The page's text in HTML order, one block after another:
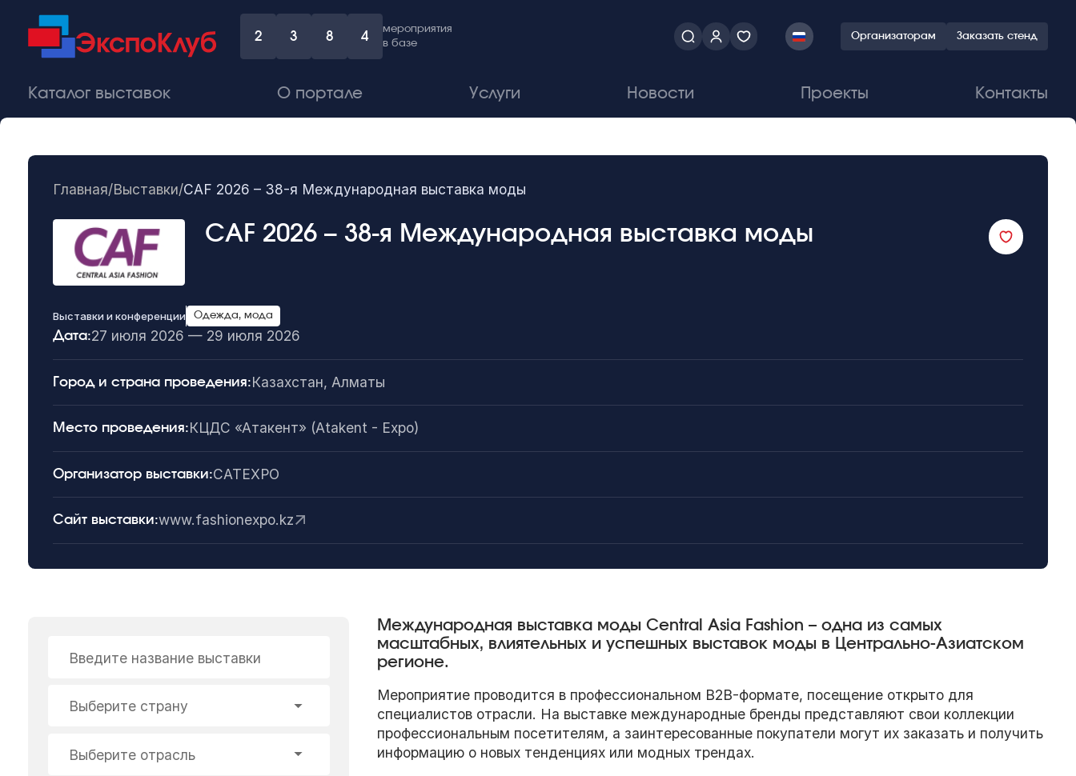
2 3 8 4
мероприятия
в базе
Организаторам Заказать стенд
Каталог выставок О портале Услуги Новости Проекты Контакты
Главная/Выставки/CAF 2026 – 38-я Международная выставка моды
CAF 2026 – 38-я Международная выставка моды
Выставки и конференции Одежда, мода
Дата:27 июля 2026 — 29 июля 2026
Город и страна проведения:Казахстан, Алматы
Место проведения:КЦДС «Атакент» (Atakent - Expo)
Организатор выставки:CATEXPO
Сайт выставки:www.fashionexpo.kz
Введите название выставки
Выберите страну
Выберите отрасль
Международная выставка моды Central Asia Fashion – одна из самых
масштабных, влиятельных и успешных выставок моды в Центрально-Азиатском
регионе.
Мероприятие проводится в профессиональном B2B-формате, посещение открыто для
специалистов отрасли. На выставке международные бренды представляют свои коллекции
профессиональным посетителям, а заинтересованные покупатели могут их заказать и получить
информацию о новых тенденциях или модных трендах.